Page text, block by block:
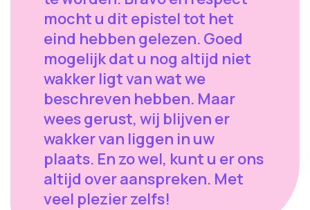
mocht u dit epistel tot het
eind hebben gelezen. Goed
mogelijk dat u nog altijd niet
wakker ligt van wat we
beschreven hebben. Maar
wees gerust, wij blijven er
wakker van liggen in uw
plaats. En zo wel, kunt u er ons
altijd over aanspreken. Met
veel plezier zelfs!